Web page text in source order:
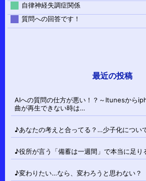
自律神経失調症関係
質問への回答です！
最近の投稿
AIへの質問の仕方が悪い！？～Itunesから
曲が再生できない時は…
♪あなたの考えと合ってる？…少子化につい
♪役所が言う「備蓄は一週間」で本当に足り
♪変わりたい…なら、変わろうと思わない？